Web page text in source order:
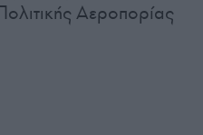
Αεροπορίας